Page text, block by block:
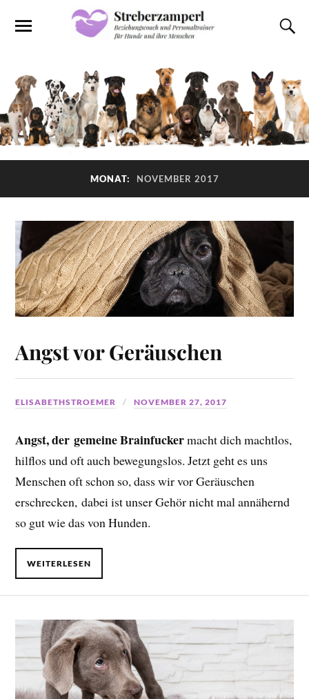
MONAT: NOVEMBER 2017
Angst vor Geräuschen
ELISABETHSTROEMER NOVEMBER 27, 2017
Angst, der gemeine Brainfuckermacht dich machtlos,
hilflos und oft auch bewegungslos. Jetzt geht es uns
Menschen oft schon so, dass wir vor Geräuschen
erschrecken, dabei ist unser Gehör nicht mal annähernd
so gut wie das von Hunden.
WEITERLESEN